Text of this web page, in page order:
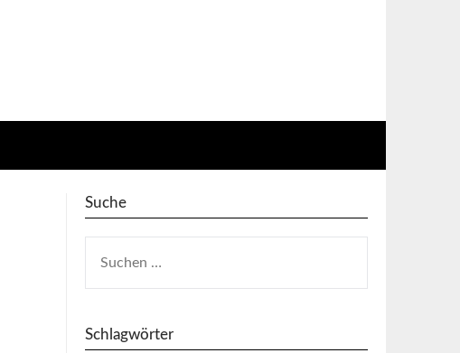
Suche
NACH:
Schlagwörter